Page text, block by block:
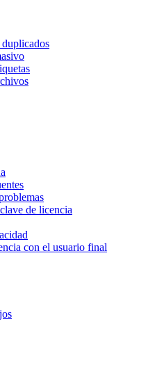
de licencia
con el usuario final